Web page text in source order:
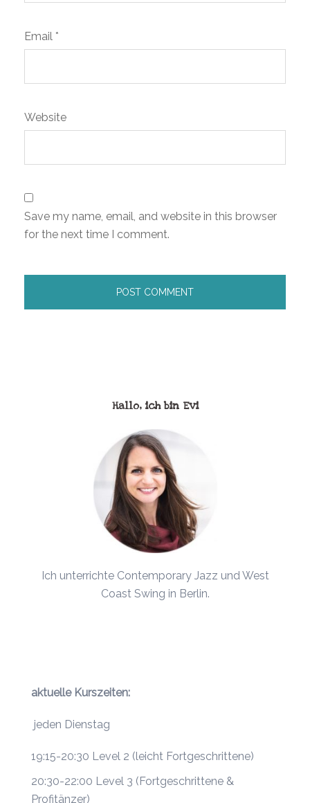
Email *
Website
Save my name, email, and website in this browser
for the next time I comment.
Hallo, ich bin Evi
Ich unterrichte Contemporary Jazz undWest
Coast Swing in Berlin.
aktuelle Kurszeiten:
jeden Dienstag
19:15-20:30 Level 2 (leicht Fortgeschrittene)
20:30-22:00 Level 3 (Fortgeschrittene &
Profitänzer)